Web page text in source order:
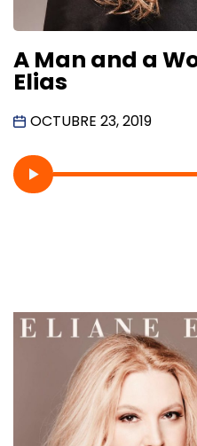
A Man and a
Elias
OCTUBRE 23, 2019